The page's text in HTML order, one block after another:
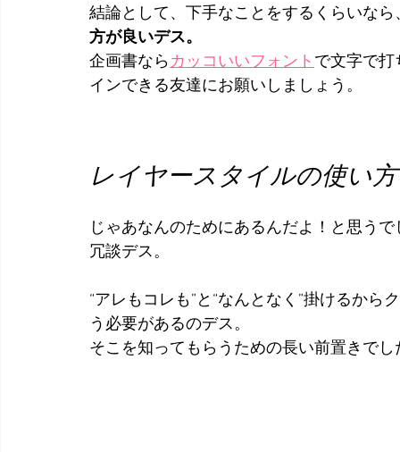
結論として、下手なことをするくらいな
方が良いデス。
企画書ならカッコいいフォント で文字で
インできる友達にお願いしましょう。
レイヤースタイルの使い方
じゃあなんのためにあるんだよ！と思うで
冗談デス。
“アレもコレも”と“なんとなく”掛けるか
う必要があるのデス。
そこを知ってもらうための長い前置きでし